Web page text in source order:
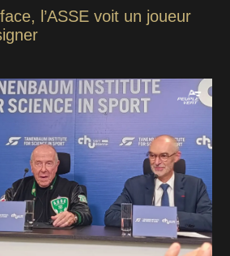
l’ASSE voit un joueur